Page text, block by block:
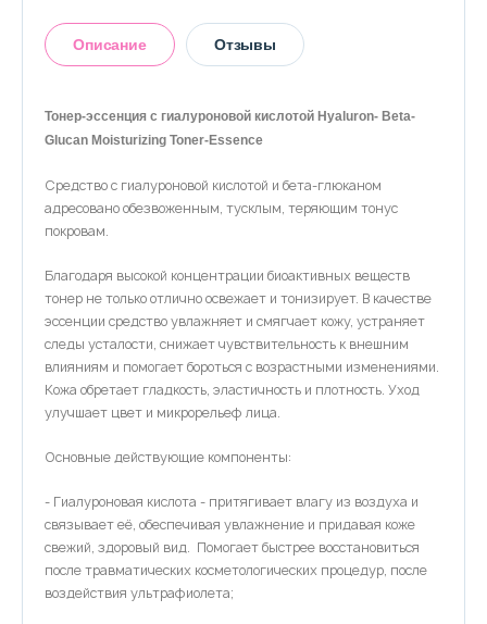
+7 (996) 962 69 66
Описание Отзывы
Тонер-эссенция с гиалуроновой кислотой Hyaluron- Beta-
Glucan Moisturizing Toner-Essence
Средство с гиалуроновой кислотой и бета-глюканом
адресовано обезвоженным, тусклым, теряющим тонус
покровам.
Благодаря высокой концентрации биоактивных веществ
тонер не только отлично освежает и тонизирует. В качестве
эссенции средство увлажняет и смягчает кожу, устраняет
следы усталости, снижает чувствительность к внешним
влияниям и помогает бороться с возрастными изменениями.
Кожа обретает гладкость, эластичность и плотность. Уход
улучшает цвет и микрорельеф лица.
Основные действующие компоненты:
- Гиалуроновая кислота - притягивает влагу из воздуха и
связывает её, обеспечивая увлажнение и придавая коже
свежий, здоровый вид. Помогает быстрее восстановиться
после травматических косметологических процедур, после
воздействия ультрафиолета;